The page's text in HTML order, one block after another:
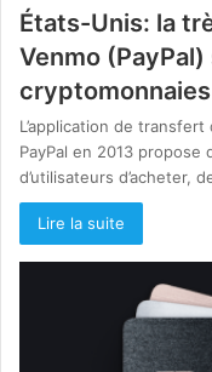
États-Unis: la
Venmo
cryptomonnaies
L’application de
PayPal en 2013 propose
d’utilisateurs d’acheter,
Lire la suite